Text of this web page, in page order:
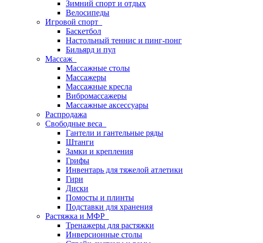
Зимний спорт и отдых
Велосипеды
Игровой спорт
Баскетбол
Настольный теннис и пинг-понг
Бильярд и пул
Массаж
Массажные столы
Массажеры
Массажные кресла
Вибромассажеры
Массажные аксессуары
Распродажа
Свободные веса
Гантели и гантельные ряды
Штанги
Замки и крепления
Грифы
Инвентарь для тяжелой атлетики
Гири
Диски
Помосты и плинты
Подставки для хранения
Растяжка и МФР
Тренажеры для растяжки
Инверсионные столы